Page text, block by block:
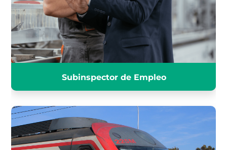
Subinspector de Empleo
INFÓRMATE